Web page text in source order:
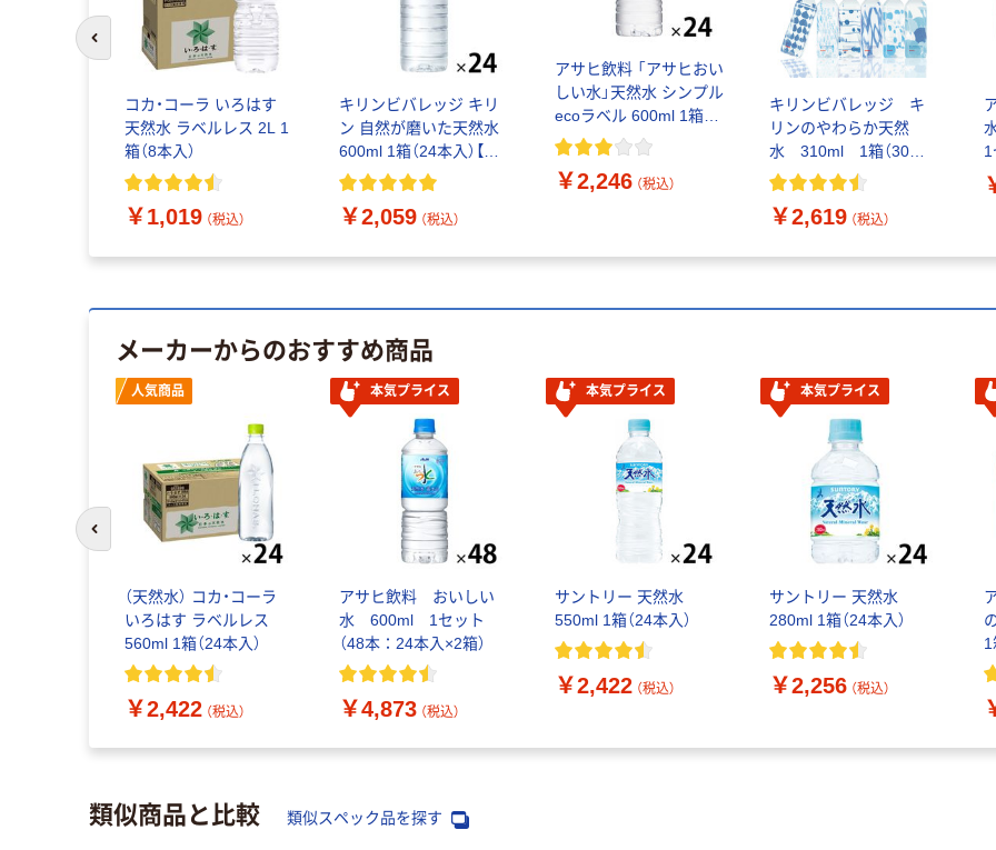
コカ・コーラ いろはす
天然水 ラベルレス 2L 1
箱（8本入）
￥1,019 （税込）
キリンビバレッジ キリ
ン 自然が磨いた天然水
600ml 1箱（24本入）【水・
ミネラルウォーター】
￥2,059 （税込）
アサヒ飲料 「アサヒおい
しい水」天然水 シンプル
ecoラベル 600ml 1箱
（24本入）
￥2,246 （税込）
キリンビバレッジ キ
リンのやわらか天然
水 310ml 1箱（30本
入）【水・ミネラルウォー
水
￥2,619 （税込）
1
前のスライドへ
メーカーからのおすすめ商品
人気商品
（天然水） コカ・コーラ
いろはす ラベルレス
560ml 1箱（24本入）
￥2,422 （税込）
本気プライス
アサヒ飲料 おいしい
水 600ml 1セット
（48本：24本入×2箱）
￥4,873 （税込）
本気プライス
サントリー 天然水
550ml 1箱（24本入）
￥2,422 （税込）
本気プライス
サントリー 天然水
280ml 1箱（24本入）
￥2,256 （税込）
1
前のスライドへ
類似商品と比較 類似スペック品を探す